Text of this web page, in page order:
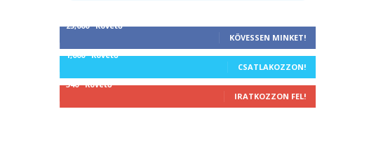
25,000 Követő
KÖVESSEN MINKET!
1,000 Követő
CSATLAKOZZON!
340 Követő
IRATKOZZON FEL!